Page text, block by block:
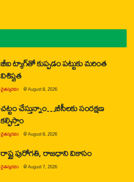
జీఐ ట్యాగ్‌తో కుప్పడం పట్టుకు మరింత
విశిష్టత
చైతన్యరధం @August 8, 2026
చట్టం చేస్తున్నాం…బీసీలకు సంరక్షణ
కల్పిస్తాం
చైతన్యరధం @August 8, 2026
రాష్ట్ర పురోగతి, రాజధాని వికాసం
చైతన్యరధం @August 7, 2026